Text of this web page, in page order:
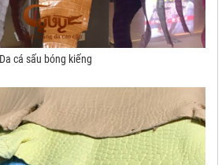
Da cá sấu bóng kiếng